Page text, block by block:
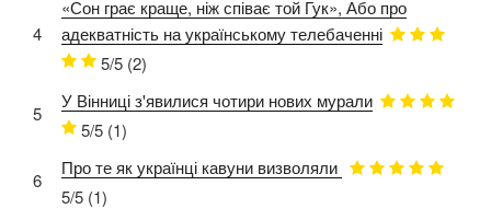
4
«Сон грає краще, ніж співає той Гук», Або про
адекватність на українському телебаченні
5/5 (2)
5
У Вінниці з'явилися чотири нових мурали
5/5 (1)
6
Про те як українці кавуни визволяли
5/5 (1)